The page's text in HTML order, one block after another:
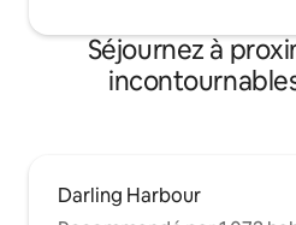
Séjournez à
Darling Harbour